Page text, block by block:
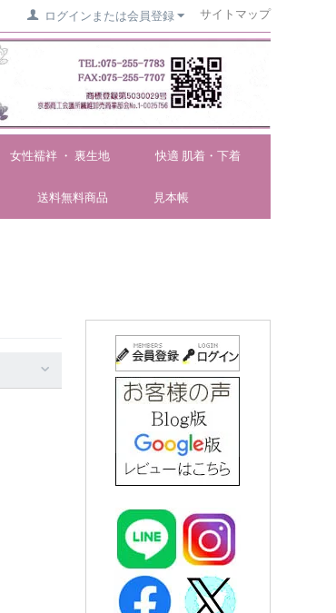
サイトマップ
ログインまたは会員登録
女性襦袢 ・ 裏生地 快適 肌着・下着
送料無料商品 見本帳